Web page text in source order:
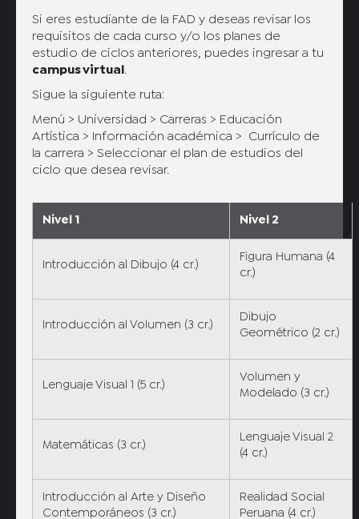
Si eres estudiante de la FAD y deseas revisar los
requisitos de cada curso y/o los planes de
estudio de ciclos anteriores, puedes ingresar a tu
campus virtual
Sigue la siguiente ruta:
Menú > Universidad > Carreras > Educación
Artística > Información académica > Currículo de
la carrera > Seleccionar el plan de estudios del
ciclo que desea revisar.
Nivel 1 Nivel 2
Introducción al Dibujo (4 cr.)
Figura Humana (4
cr.)
Introducción al Volumen (3 cr.)
Dibujo
Geométrico (2 cr.)
Lenguaje Visual 1 (5 cr.)
Volumen y
Modelado (3 cr.)
Matemáticas (3 cr.)
Lenguaje Visual 2
(4 cr.)
Introducción al Arte y Diseño
Contemporáneos (3 cr.)
Realidad Social
Peruana (4 cr.)